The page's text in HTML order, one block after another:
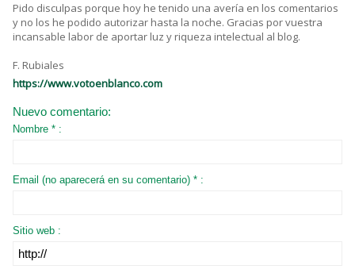
Pido disculpas porque hoy he tenido una avería en los comentarios
y no los he podido autorizar hasta la noche. Gracias por vuestra
incansable labor de aportar luz y riqueza intelectual al blog.
F. Rubiales
https://www.votoenblanco.com
Nuevo comentario:
Nombre * :
Email (no aparecerá en su comentario) * :
Sitio web :